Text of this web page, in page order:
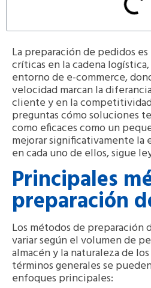
La preparación de pedidos es
críticas en la cadena
entorno de e-commerce,
velocidad marcan la
cliente y en la
preguntas cómo soluciones
como eficaces como un
mejorar significativamente
en cada uno de ellos, sigue
Principales
preparación
Los métodos de preparación
variar según el volumen de
almacén y la naturaleza de
términos generales se
enfoques principales: